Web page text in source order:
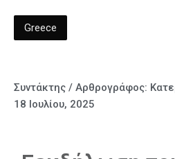
Greece
Συντάκτης / Αρθρογράφος:
18 Ιουλίου, 2025